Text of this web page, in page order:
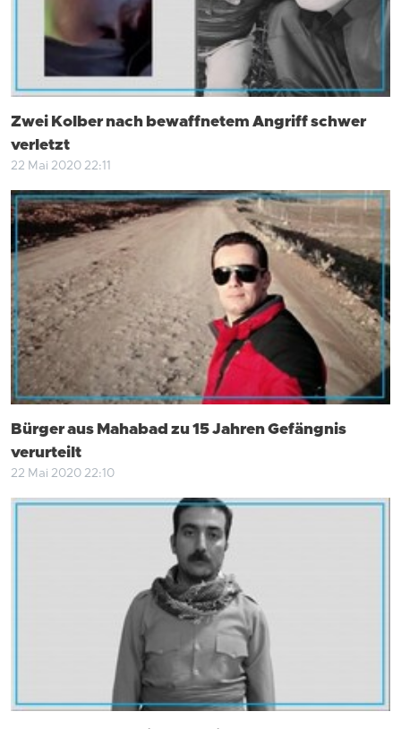
Zwei Kolber nach bewaffnetem Angriff schwer
verletzt
22 Mai 2020 22:11
Bürger aus Mahabad zu 15 Jahren Gefängnis
verurteilt
22 Mai 2020 22:10